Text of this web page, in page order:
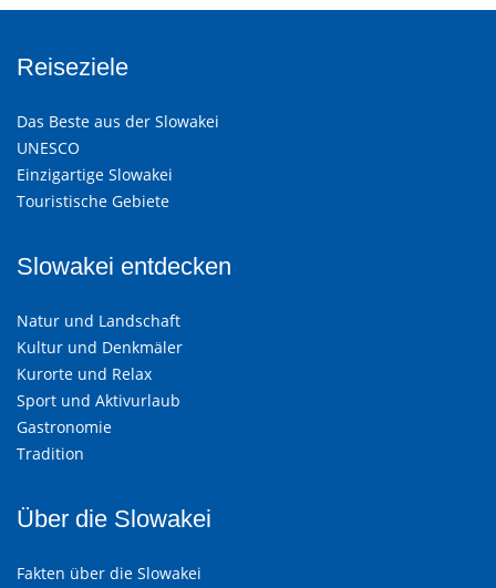
Reiseziele
Das Beste aus der Slowakei
UNESCO
Einzigartige Slowakei
Touristische Gebiete
Slowakei entdecken
Natur und Landschaft
Kultur und Denkmäler
Kurorte und Relax
Sport und Aktivurlaub
Gastronomie
Tradition
Über die Slowakei
Fakten über die Slowakei